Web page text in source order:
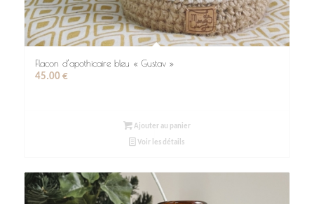
Flacon d’apothicaire bleu « Gustav »
45.00 €
Ajouter au panier
Voir les détails